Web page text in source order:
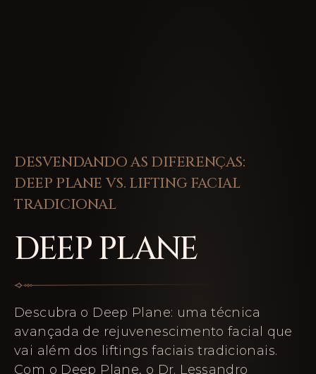
DESVENDANDO AS DIFERENÇAS:
DEEP PLANE VS. LIFTING FACIAL
TRADICIONAL
DEEP PLANE
Descubra o Deep Plane: uma técnica
avançada de rejuvenescimento facial que
vai além dos liftings faciais tradicionais.
Com o Deep Plane, o Dr. Lessandro